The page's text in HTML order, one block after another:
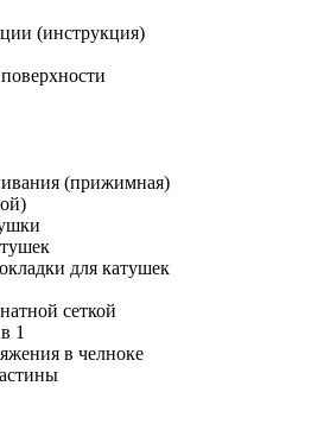
(инструкция)
(прижимная)
для катушек
сеткой
1
в челноке